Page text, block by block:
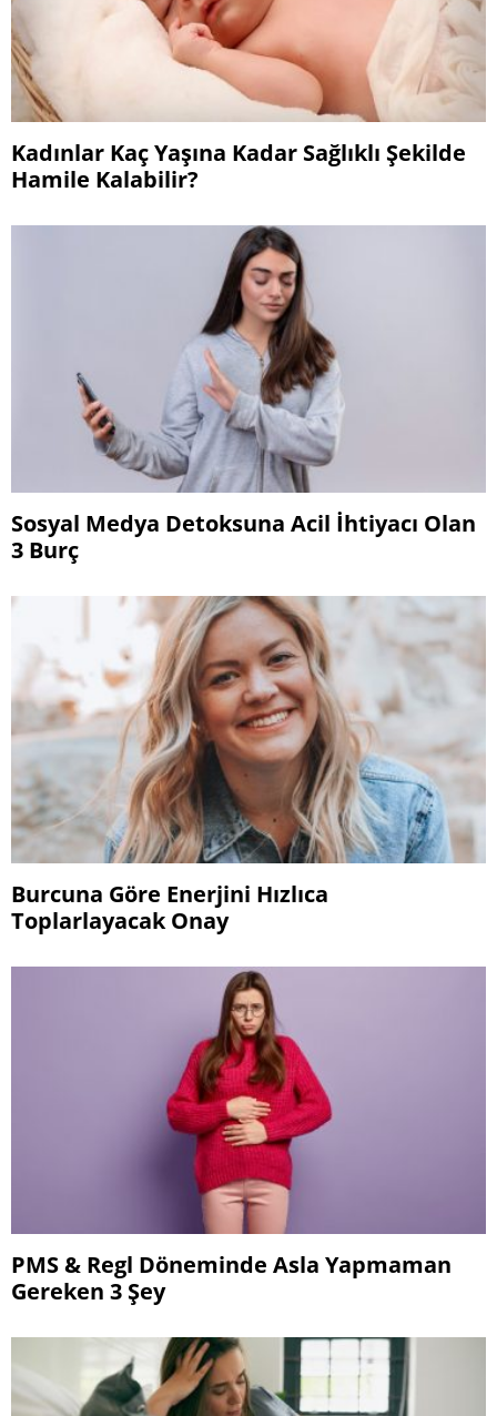
Kadınlar Kaç Yaşına Kadar Sağlıklı Şekilde
Hamile Kalabilir?
Sosyal Medya Detoksuna Acil İhtiyacı Olan
3 Burç
Burcuna Göre Enerjini Hızlıca
Toplarlayacak Onay
PMS & Regl Döneminde Asla Yapmaman
Gereken 3 Şey